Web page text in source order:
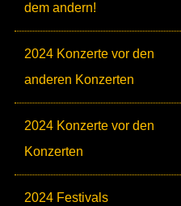
dem andern!
2024 Konzerte vor den
anderen Konzerten
2024 Konzerte vor den
Konzerten
2024 Festivals